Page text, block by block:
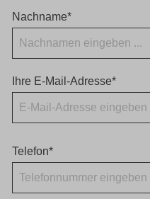
Nachname*
Ihre E-Mail-Adresse*
Telefon*